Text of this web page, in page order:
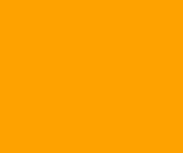
Last Exons Due